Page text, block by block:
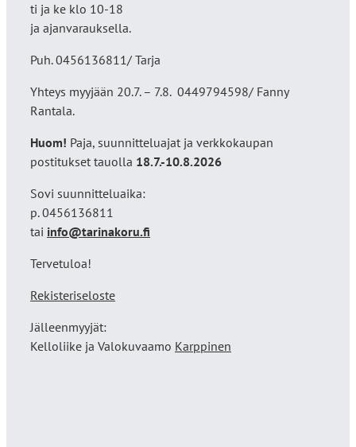
ti ja ke klo 10-18
ja ajanvarauksella.
Puh. 0456136811/ Tarja
Yhteys myyjään 20.7. – 7.8. 0449794598/ Fanny
Rantala.
Huom! Paja, suunnitteluajat ja verkkokaupan
postitukset tauolla 18.7.-10.8.2026
Sovi suunnitteluaika:
p. 0456136811
tai info@tarinakoru.fi
Tervetuloa!
Rekisteriseloste
Jälleenmyyjät:
Kelloliike ja Valokuvaamo Karppinen